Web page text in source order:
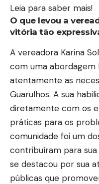
Leia para saber mais!
O que levou a
vitória tão
A vereadora Karina
com uma abordagem
atentamente as
Guarulhos. A sua
diretamente com os
práticas para os
comunidade foi um
contribuíram para
se destacou por sua
públicas que